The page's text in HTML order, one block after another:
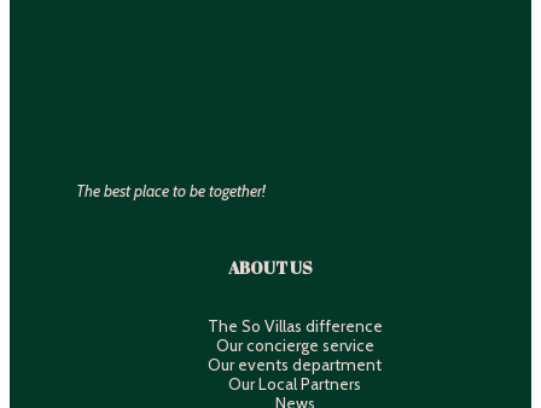
The best place to be together!
ABOUT US
The So Villas difference
Our concierge service
Our events department
Our Local Partners
News